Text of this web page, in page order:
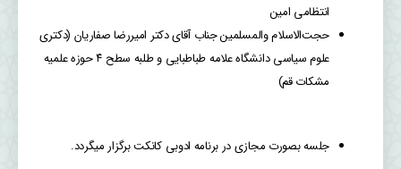
انتظامی امین
حجت‌الاسلام والمسلمین جناب آقای دکتر امیررضا صفاریان (دکتری
علوم سیاسی دانشگاه علامه طباطبایی و طلبه سطح ۴ حوزه علمیه
مشکات قم)
جلسه بصورت مجازی در برنامه ادوبی کانکت برگزار میگردد.